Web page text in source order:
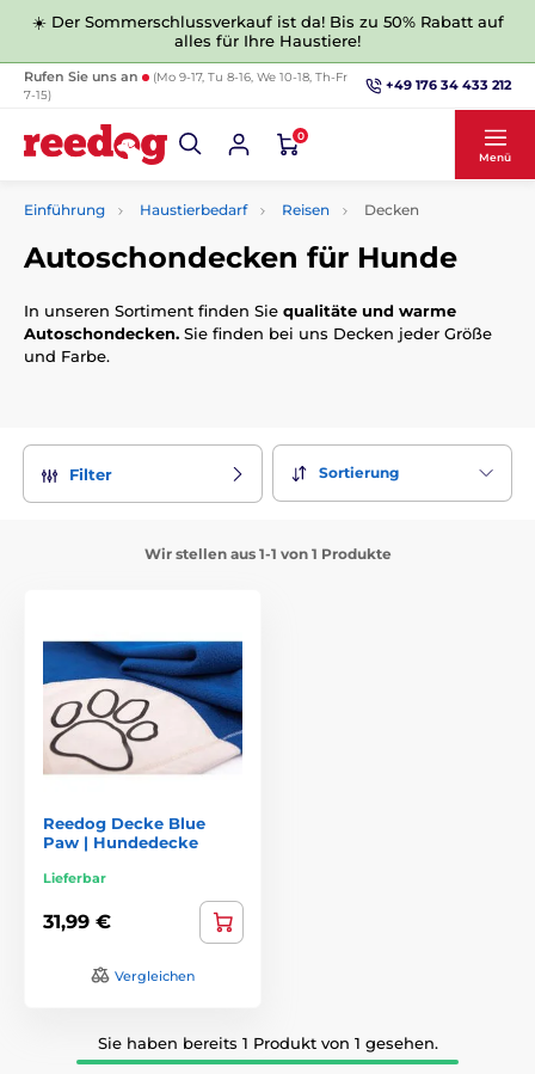
☀️ Der Sommerschlussverkauf ist da! Bis zu 50% Rabatt auf
alles für Ihre Haustiere!
Rufen Sie uns an
(Mo 9-17, Tu 8-16, We 10-18, Th-Fr
7-15)
+49 176 34 433 212
0
Menü
Einführung Haustierbedarf Reisen Decken
Autoschondecken für Hunde
In unseren Sortiment finden Sie qualitäte und warme
Autoschondecken. Sie finden bei uns Decken jeder Größe
und Farbe.
Filter Sortierung
Wir stellen aus 1-1 von 1 Produkte
Reedog Decke Blue
Paw | Hundedecke
Lieferbar
31,99 €
Vergleichen
Sie haben bereits 1 Produkt von 1 gesehen.